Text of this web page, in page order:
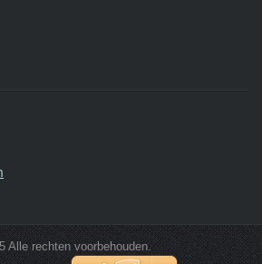
Alle rechten voorbehouden.